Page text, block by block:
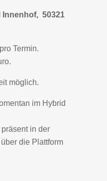
Innenhof, 50321
Termin.
möglich.
im Hybrid
in der
die Plattform